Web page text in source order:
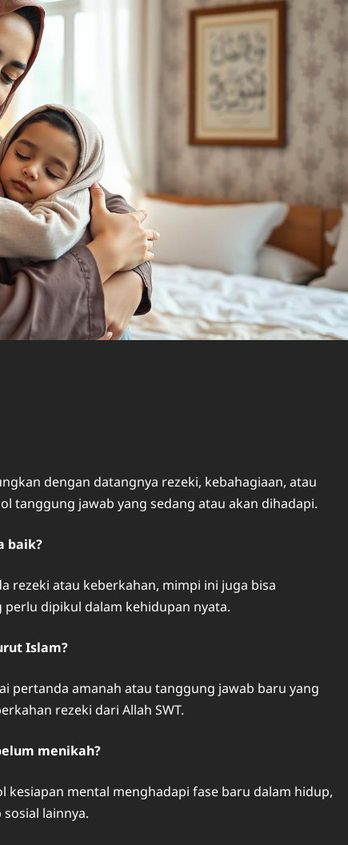
dengan datangnya rezeki, kebahagiaan, atau
tanggung jawab yang sedang atau akan dihadapi.
baik?
rezeki atau keberkahan, mimpi ini juga bisa
dipikul dalam kehidupan nyata.
Islam?
pertanda amanah atau tanggung jawab baru yang
rezeki dari Allah SWT.
menikah?
mental menghadapi fase baru dalam hidup,
lainnya.